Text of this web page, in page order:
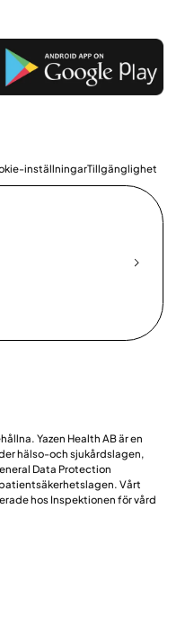
inställningarTillgänglighet
Yazen Health AB är en
hälso-och sjukårdslagen,
Data Protection
Vårt
hos Inspektionen för vård